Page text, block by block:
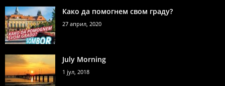
Како да помогнем свом граду?
27 април, 2020
July Morning
1 јул, 2018